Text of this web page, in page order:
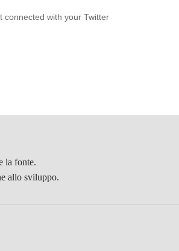
connected with your Twitter
la fonte.
allo sviluppo.